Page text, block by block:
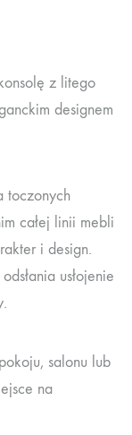
z litego
designem
toczonych
całej linii mebli
i design.
usłojenie
salonu lub
na